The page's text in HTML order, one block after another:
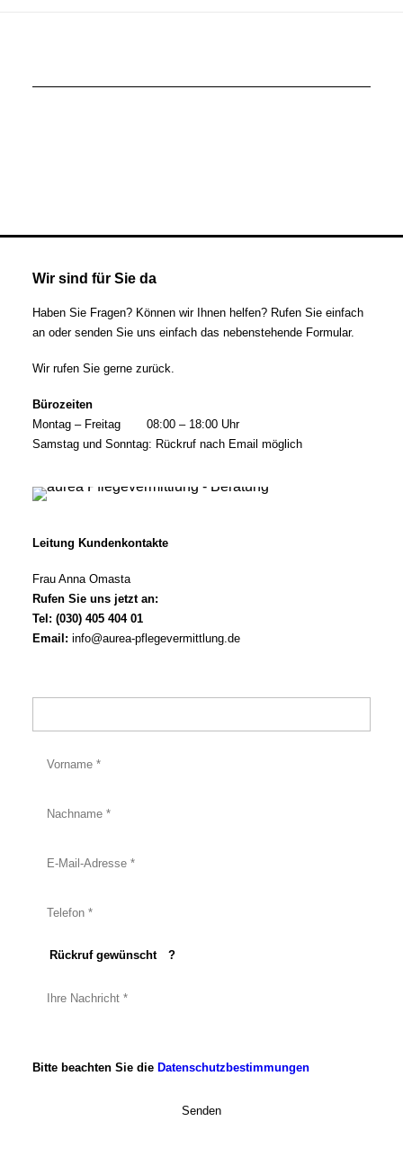
Wir sind für Sie da
Haben Sie Fragen? Können wir Ihnen helfen? Rufen Sie einfach
an oder senden Sie uns einfach das nebenstehende Formular.
Wir rufen Sie gerne zurück.
Bürozeiten
Montag – Freitag
08:00 – 18:00 Uhr
Samstag und Sonntag: Rückruf nach Email möglich
Leitung Kundenkontakte
Frau Anna Omasta
Rufen Sie uns jetzt an:
Tel: (030) 405 404 01
Email: info@aurea-pflegevermittlung.de
Bitte lasse dieses Feld leer.
Bitte lasse dieses Feld leer.
Bitte lasse dieses Feld leer.
Rückruf gewünscht ?
Bitte beachten Sie die Datenschutzbestimmungen